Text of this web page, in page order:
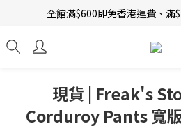
新會員招募中 | 即送 $12
新會員招募中 | 即送 $12
現貨 | Freak's
Corduroy Pants 寬